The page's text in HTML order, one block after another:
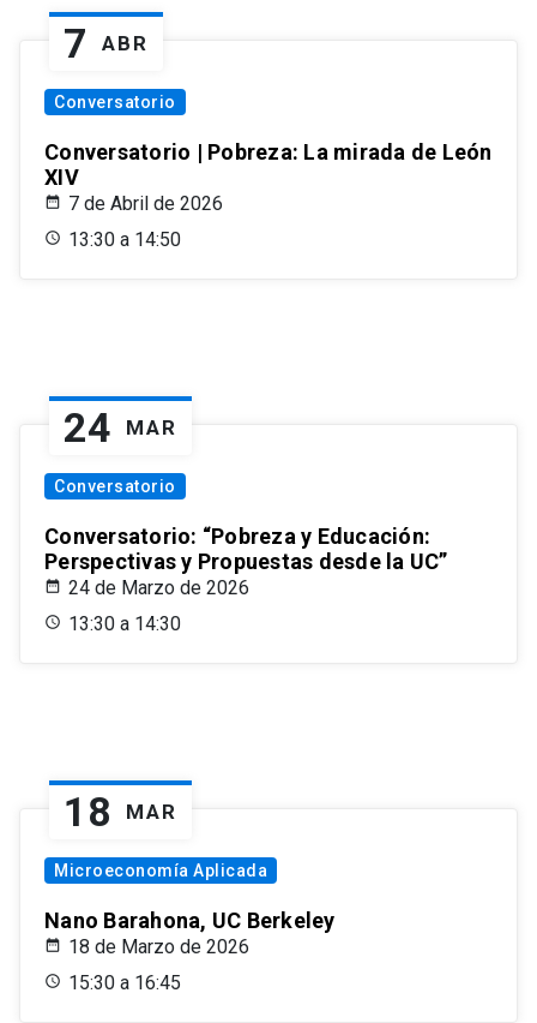
7 ABR
Conversatorio
Conversatorio | Pobreza: La mirada de León
XIV
7 de Abril de 2026
13:30 a 14:50
24 MAR
Conversatorio
Conversatorio: “Pobreza y Educación:
Perspectivas y Propuestas desde la UC”
24 de Marzo de 2026
13:30 a 14:30
18 MAR
Microeconomía Aplicada
Nano Barahona, UC Berkeley
18 de Marzo de 2026
15:30 a 16:45